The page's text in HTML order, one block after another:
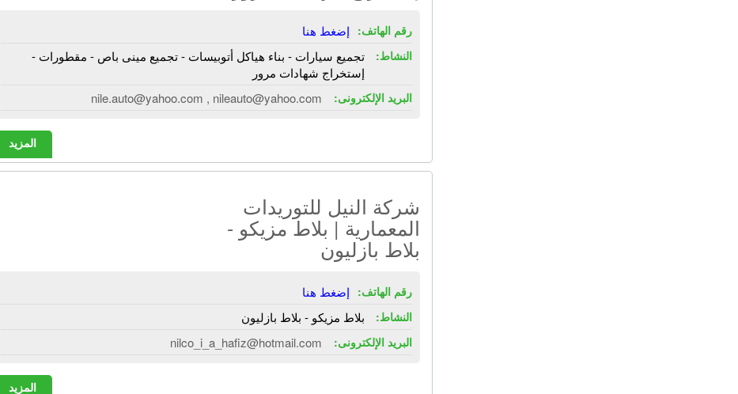
رقم الهاتف: إضغط هنا
النشاط:
تجميع سيارات - بناء هياكل أتوبيسات - تجميع مينى باص - مقطورات -
إستخراج شهادات مرور
البريد الإلكترونى: nile.auto@yahoo.com , nileauto@yahoo.com
المزيد
شركة النيل للتوريدات
المعمارية | بلاط مزيكو -
بلاط بازليون
رقم الهاتف: إضغط هنا
النشاط: بلاط مزيكو - بلاط بازليون
البريد الإلكترونى: nilco_i_a_hafiz@hotmail.com
المزيد